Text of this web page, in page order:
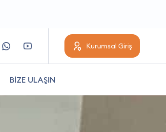
Kurumsal Giriş
BİZE ULAŞIN